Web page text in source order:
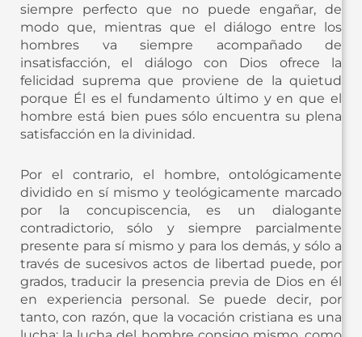
siempre perfecto que no puede engañar, de
modo que, mientras que el diálogo entre los
hombres va siempre acompañado de
insatisfacción, el diálogo con Dios ofrece la
felicidad suprema que proviene de la quietud
porque Él es el fundamento último y en que el
hombre está bien pues sólo encuentra su plena
satisfacción en la divinidad.
Por el contrario, el hombre, ontológicamente
dividido en sí mismo y teológicamente marcado
por la concupiscencia, es un dialogante
contradictorio, sólo y siempre parcialmente
presente para sí mismo y para los demás, y sólo a
través de sucesivos actos de libertad puede, por
grados, traducir la presencia previa de Dios en él
en experiencia personal. Se puede decir, por
tanto, con razón, que la vocación cristiana es una